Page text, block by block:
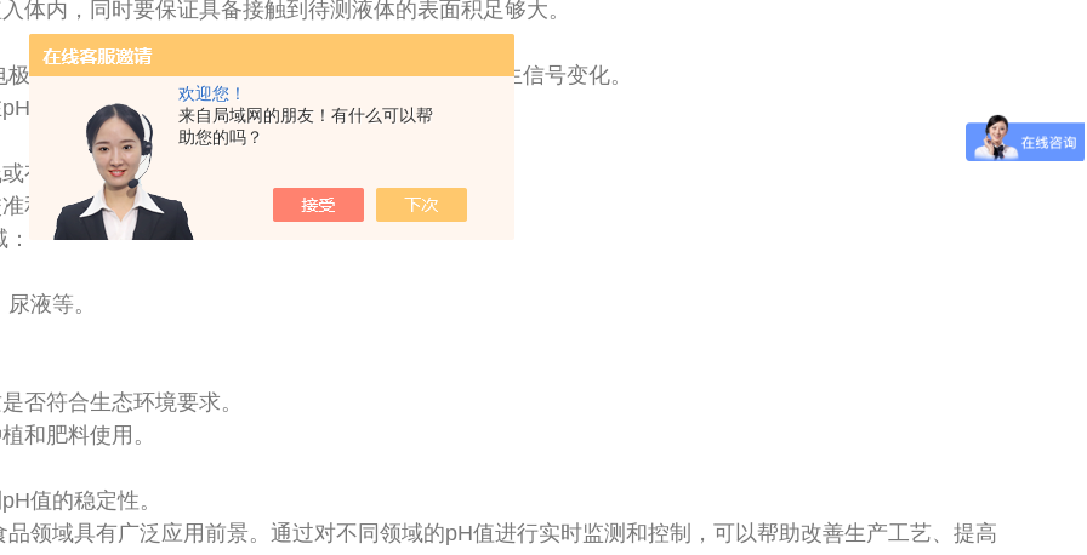
欢迎您！
来自局域网的朋友！有什么可以帮
助您的吗？
体内，同时要保证具备接触到待测液体的表面积足够大。
等作为pH敏感元件。这些元件在不同pH值下会产生信号变化。
敏感元件上添加一个包覆层，如聚合物薄膜。
有线方式传输出来，并进行存储以供后续分析。
和修正，并转化为实际pH值。
：
尿液等。
否符合生态环境要求。
和肥料使用。
值的稳定性。
领域具有广泛应用前景。通过对不同领域的pH值进行实时监测和控制，可以帮助改善生产工艺、提高